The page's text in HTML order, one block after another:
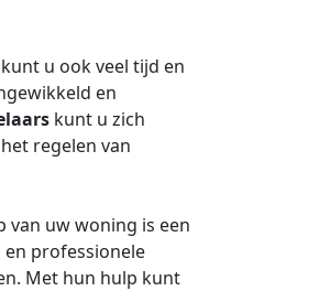
u ook veel tijd en
en
kunt u zich
regelen van
van uw woning is een
professionele
Met hun hulp kunt